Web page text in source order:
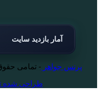
آمار بازدید سایت
پرنس جواهر - تمامی
طراحی شده